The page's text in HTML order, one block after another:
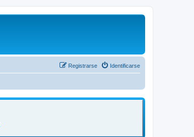
Identificarse
Registrarse